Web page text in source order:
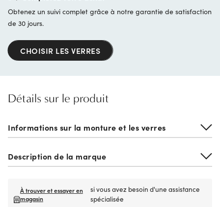
Obtenez un suivi complet grâce à notre garantie de satisfaction
de 30 jours.
CHOISIR LES VERRES
Détails sur le produit
Informations sur la monture et les verres
Description de la marque
À trouver et essayer en
magasin
si vous avez besoin d'une assistance
spécialisée